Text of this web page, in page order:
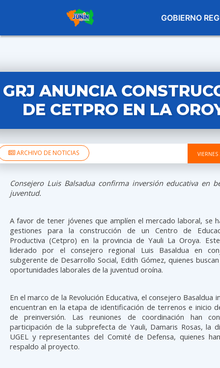
GOBIERNO
GRJ ANUNCIA
DE CETPRO EN LA
ARCHIVO DE NOTICIAS
Consejero Luis Balsadua confirma inversión educativa en
juventud.
A favor de tener jóvenes que amplíen el mercado laboral, se
gestiones para la construcción de un Centro de
Productiva (Cetpro) en la provincia de Yauli La Oroya.
liderado por el consejero regional Luis Basaldua en
subgerente de Desarrollo Social, Edith Gómez, quienes
oportunidades laborales de la juventud oroína.
En el marco de la Revolución Educativa, el consejero Basaldua
encuentran en la etapa de identificación de terrenos e inicio
de preinversión. Las reuniones de coordinación han
participación de la subprefecta de Yauli, Damaris Rosas, la
UGEL y representantes del Comité de Defensa, quienes
respaldo al proyecto.